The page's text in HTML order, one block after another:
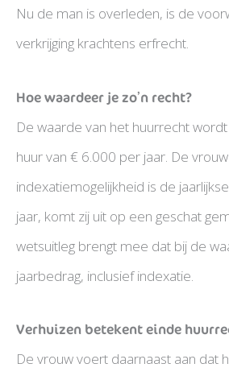
Nu de man is overleden, is de
verkrijging krachtens erfrecht.
Hoe waardeer je zo’n recht?
De waarde van het huurrecht
huur van € 6.000 per jaar. De
indexatiemogelijkheid is de
jaar, komt zij uit op een geschat
wetsuitleg brengt mee dat bij de
jaarbedrag, inclusief indexatie.
Verhuizen betekent einde
De vrouw voert daarnaast aan dat